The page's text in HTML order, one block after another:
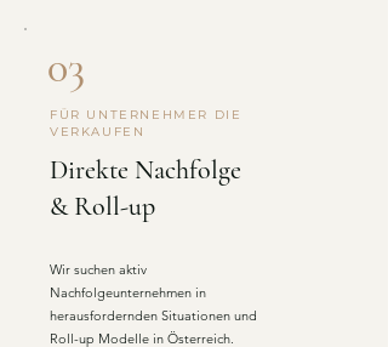
03
FÜR UNTERNEHMER DIE
VERKAUFEN
Direkte Nachfolge
& Roll-up
Wir suchen aktiv
Nachfolgeunternehmen in
herausfordernden Situationen und
Roll-up Modelle in Österreich.